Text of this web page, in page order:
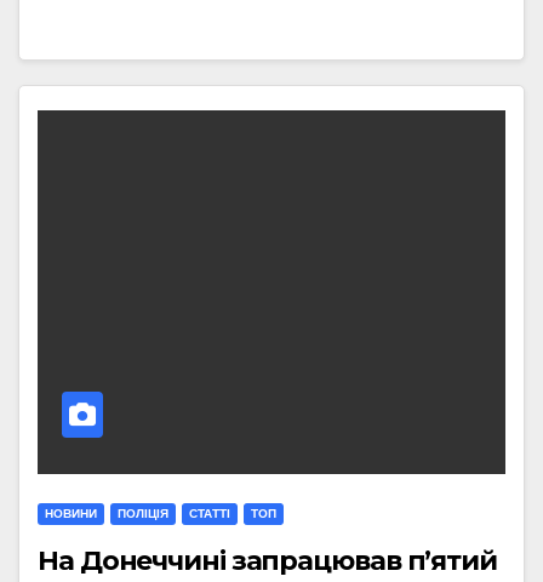
НОВИНИ ПОЛІЦІЯ СТАТТI ТОП
На Донеччині запрацював п’ятий